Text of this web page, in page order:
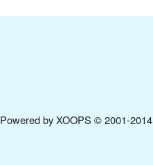
Powered by XOOPS © 2001-2014